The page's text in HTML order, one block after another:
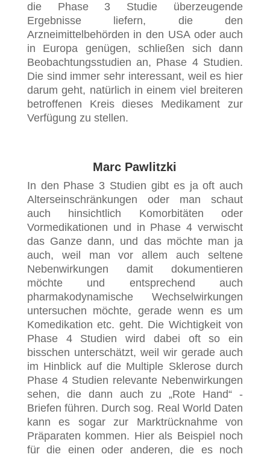
die Phase 3 Studie überzeugende
Ergebnisse liefern, die den
Arzneimittelbehörden in den USA oder auch
in Europa genügen, schließen sich dann
Beobachtungsstudien an, Phase 4 Studien.
Die sind immer sehr interessant, weil es hier
darum geht, natürlich in einem viel breiteren
betroffenen Kreis dieses Medikament zur
Verfügung zu stellen.
Marc Pawlitzki
In den Phase 3 Studien gibt es ja oft auch
Alterseinschränkungen oder man schaut
auch hinsichtlich Komorbitäten oder
Vormedikationen und in Phase 4 verwischt
das Ganze dann, und das möchte man ja
auch, weil man vor allem auch seltene
Nebenwirkungen damit dokumentieren
möchte und entsprechend auch
pharmakodynamische Wechselwirkungen
untersuchen möchte, gerade wenn es um
Komedikation etc. geht. Die Wichtigkeit von
Phase 4 Studien wird dabei oft so ein
bisschen unterschätzt, weil wir gerade auch
im Hinblick auf die Multiple Sklerose durch
Phase 4 Studien relevante Nebenwirkungen
sehen, die dann auch zu „Rote Hand“ -
Briefen führen. Durch sog. Real World Daten
kann es sogar zur Marktrücknahme von
Präparaten kommen. Hier als Beispiel noch
für die einen oder anderen, die es noch